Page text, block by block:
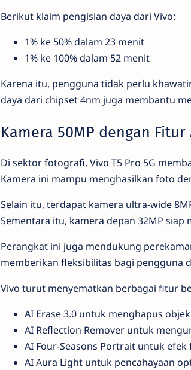
Berikut klaim pengisian daya dari Vivo:
1% ke 50% dalam 23 menit
1% ke 100% dalam 52 menit
Karena itu, pengguna tidak perlu
daya dari chipset 4nm juga membantu
Kamera 50MP dengan Fitur
Di sektor fotografi, Vivo T5 Pro 5G
Kamera ini mampu menghasilkan foto
Selain itu, terdapat kamera ultra-wide
Sementara itu, kamera depan 32MP
Perangkat ini juga mendukung
memberikan fleksibilitas bagi pengguna
Vivo turut menyematkan berbagai fitur
AI Erase 3.0 untuk menghapus objek
AI Reflection Remover untuk
AI Four-Seasons Portrait untuk
AI Aura Light untuk pencahayaan